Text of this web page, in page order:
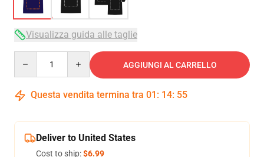
Visualizza guida alle taglie
AGGIUNGI AL CARRELLO
Questa vendita termina tra 01 : 14: 54
Deliver to United States
Cost to ship:$6.99